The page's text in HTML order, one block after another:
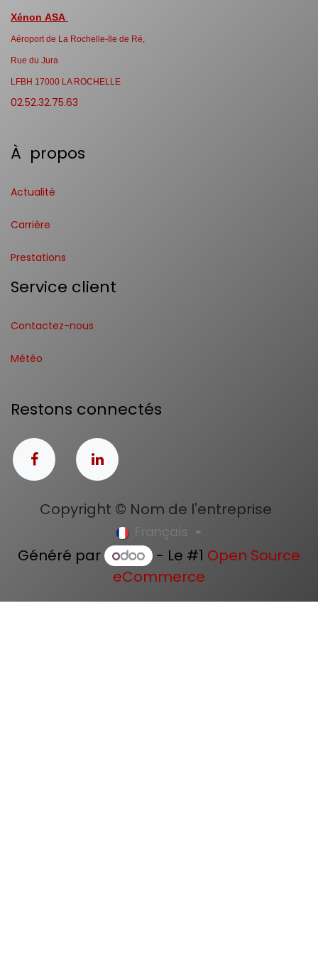
Xénon ASA
Aéroport de La Rochelle-Ile de Ré,
Rue du Jura
LFBH 17000 LA ROCHELLE
02.52.32.75.63
À propos
Actualité
Carrière
Prestations
Service client
Contactez-nous
Météo
Restons connectés
Copyright © Nom de l'entreprise
Français
Généré par - Le #1 Open Source
eCommerce